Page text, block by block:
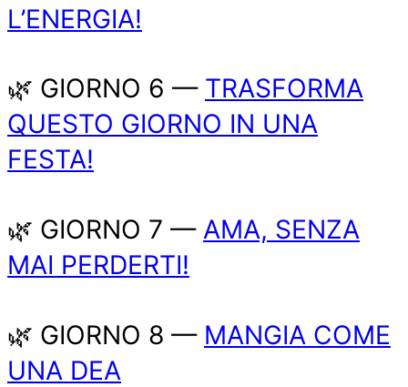
L’ENERGIA!
🌿 GIORNO 6 — TRASFORMA
QUESTO GIORNO IN UNA
FESTA!
🌿 GIORNO 7 — AMA, SENZA
MAI PERDERTI!
🌿 GIORNO 8 — MANGIA COME
UNA DEA